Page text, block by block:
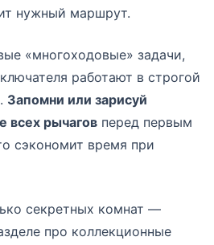
нужный маршрут.
«многоходовые» задачи,
работают в строгой
Запомни или зарисуй
всех рычагов перед первым
сэкономит время при
секретных комнат —
про коллекционные